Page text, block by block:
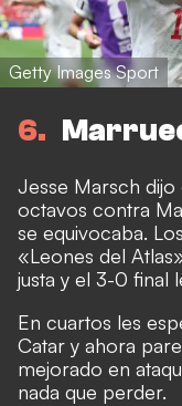
Getty Images Sport
6
Jesse Marsch
octavos contra
se equivocaba.
«Leones del
justa y el 3-0 final
En cuartos les
Catar y ahora
mejorado en
nada que perder.